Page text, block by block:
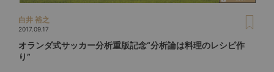
白井 裕之
2017.09.17
オランダ式サッカー分析重版記念“分析論は料理のレシピ作
り”